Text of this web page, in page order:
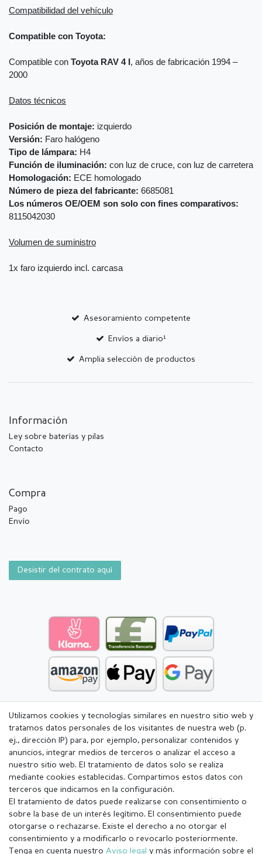
Compatibilidad del vehículo
Compatible con Toyota:
Compatible con Toyota RAV 4 I , años de fabricación 1994 –
2000
Datos técnicos
Posición de montaje: izquierdo
Versión: Faro halógeno
Tipo de lámpara: H4
Función de iluminación: con luz de cruce, con luz de carretera
Homologación: ECE homologado
Número de pieza del fabricante: 6685081
Los números OE/OEM son solo con fines comparativos:
8115042030
Volumen de suministro
1x faro izquierdo incl. carcasa
Asesoramiento competente
Envíos a diario¹
Amplia selección de productos
Información
Ley sobre baterías y pilas
Contacto
Compra
Pago
Envío
Desistir del contrato aquí
Utilizamos cookies y tecnologías similares en nuestro sitio web y
tratamos datos personales de los visitantes de nuestra web (p.
ej., dirección IP) para, por ejemplo, personalizar contenidos y
anuncios, integrar medios de terceros o analizar el acceso a
nuestro sitio web. El tratamiento de datos solo se realiza
mediante cookies establecidas. Compartimos estos datos con
terceros que indicamos en la configuración.
El tratamiento de datos puede realizarse con consentimiento o
sobre la base de un interés legítimo. El consentimiento puede
otorgarse o rechazarse. Existe el derecho a no otorgar el
consentimiento y a modificarlo o revocarlo posteriormente.
Tenga en cuenta nuestro Aviso legal y más información sobre el